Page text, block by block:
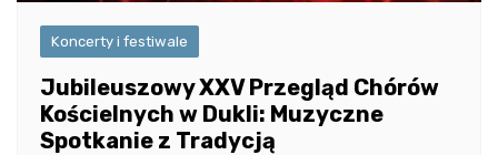
Koncerty i festiwale
Jubileuszowy XXV Przegląd Chórów
Kościelnych w Dukli: Muzyczne
Spotkanie z Tradycją